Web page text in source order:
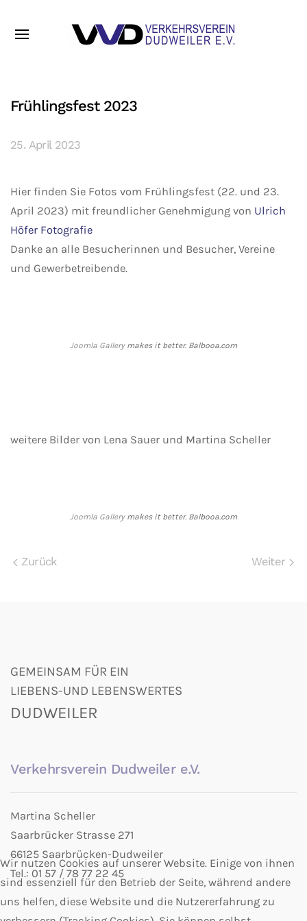
Frühlingsfest 2023
25. April 2023
Hier finden Sie Fotos vom Frühlingsfest (22. und 23.
April 2023) mit freundlicher Genehmigung von Ulrich
Höfer Fotografie
Danke an alle Besucherinnen und Besucher, Vereine
und Gewerbetreibende.
Joomla Gallerymakes it better. Balbooa.com
weitere Bilder von Lena Sauer und Martina Scheller
Joomla Gallerymakes it better. Balbooa.com
Zurück Weiter
GEMEINSAM FÜR EIN
LIEBENS-UND LEBENSWERTES
DUDWEILER
Verkehrsverein Dudweiler e.V.
Martina Scheller
Saarbrücker Strasse 271
66125 Saarbrücken-Dudweiler
Tel.: 01 57 / 78 77 22 45
Wir nutzen Cookies auf unserer Website. Einige von ihnen
sind essenziell für den Betrieb der Seite, während andere
uns helfen, diese Website und die Nutzererfahrung zu